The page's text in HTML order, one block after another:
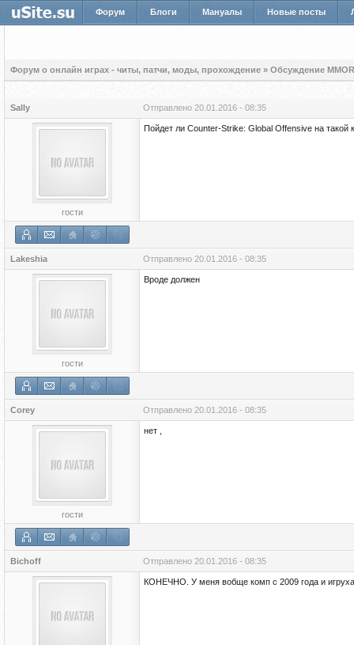
Форум Блоги Мануалы Новые посты
Форум о онлайн играх - читы, патчи, моды, прохождение » Обсуждение
Sally Отправлено 20.01.2016 - 08:35
гости
Пойдет ли Counter-Strike: Global Offensive на
Lakeshia Отправлено 20.01.2016 - 08:35
гости
Вроде должен
Corey Отправлено 20.01.2016 - 08:35
гости
нет ,
Bichoff Отправлено 20.01.2016 - 08:35
КОНЕЧНО. У меня вобще комп с 2009 года и